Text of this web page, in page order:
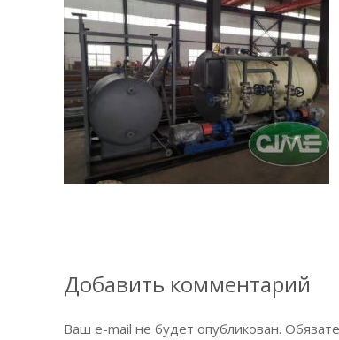
Добавить комментарий
Ваш e-mail не будет опубликован.